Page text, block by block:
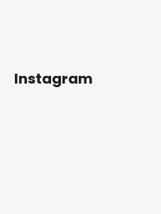
Instagram